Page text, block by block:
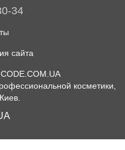
34
сайта
косметики,